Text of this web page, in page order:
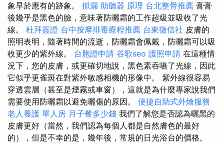
象早於應有的跡象。 抓漏 助聽器 原理 台北整骨推薦 膏膏
後幾乎是黑色的臉，意味著防曬霜的工作超級並吸收了光
線。 杜拜簽證 台中按摩排毒療程推薦 台東徵信社 皮膚的
照明表明，隨著時間的流逝，防曬霜會佩戴，防曬霜可以吸
收更少的紫外線。 台胞證申請 谷歌seo 護照申請 在這種情
況下，您的皮膚，或更確切地說，黑色素吞嚥了光線，因此
它似乎更雀斑在對紫外敏感相機的形像中。 紫外線很容易
穿透雲層（甚至是煙霧或車窗），這就是為什麼專家說我們
需要使用防曬霜以避免曬傷的原因。 便捷自助式外燴服務
老人養護 單人房 月子餐多少錢 我們了解您是否認為曬黑的
皮膚更好（當然，我們認為每個人都是自然膚色的最好
的），但是不幸的是，幾年後，常規的日光浴台的價格。